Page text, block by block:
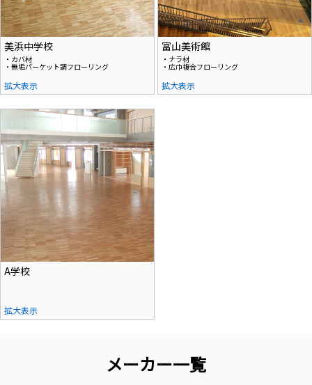
美浜中学校
・カバ材
・無垢パーケット調フローリング
拡大表示
富山美術館
・ナラ材
・広巾複合フローリング
拡大表示
A学校
拡大表示
メーカー一覧